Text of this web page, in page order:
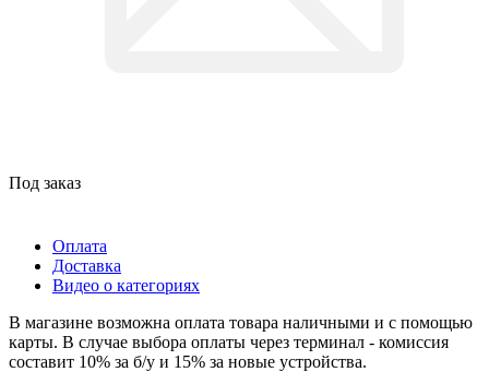
Под заказ
Оплата
Доставка
Видео о категориях
В магазине возможна оплата товара наличными и с помощью
карты. В случае выбора оплаты через терминал - комиссия
составит 10% за б/у и 15% за новые устройства.